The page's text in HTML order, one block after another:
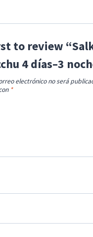
to review
4 días–3
electrónico no será
*